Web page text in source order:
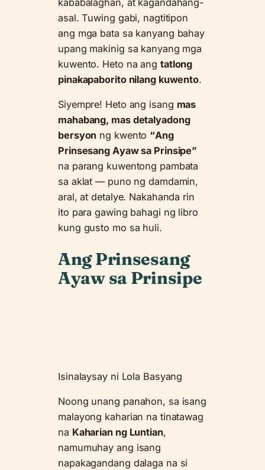
kababalaghan, at kagandahang-
asal. Tuwing gabi, nagtitipon
ang mga bata sa kanyang bahay
upang makinig sa kanyang mga
kuwento. Heto na ang tatlong
pinakapaborito nilang kuwento.
Siyempre! Heto ang isang mas
mahabang, mas detalyadong
bersyon ng kwento “Ang
Prinsesang Ayaw sa Prinsipe”
na parang kuwentong pambata
sa aklat — puno ng damdamin,
aral, at detalye. Nakahanda rin
ito para gawing bahagi ng libro
kung gusto mo sa huli.
Ang Prinsesang
Ayaw sa Prinsipe
Isinalaysay ni Lola Basyang
Noong unang panahon, sa isang
malayong kaharian na tinatawag
na Kaharian ng Luntian,
namumuhay ang isang
napakagandang dalaga na si